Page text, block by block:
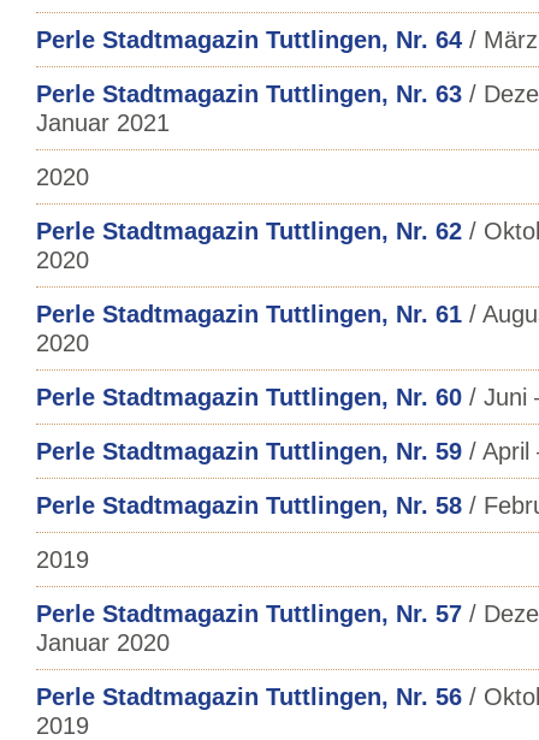
Perle Stadtmagazin Tuttlingen, Nr. 64 /
Perle Stadtmagazin Tuttlingen, Nr. 63 /
Januar 2021
2020
Perle Stadtmagazin Tuttlingen, Nr. 62 /
2020
Perle Stadtmagazin Tuttlingen, Nr. 61 /
2020
Perle Stadtmagazin Tuttlingen, Nr. 60 / Juni
Perle Stadtmagazin Tuttlingen, Nr. 59 / April
Perle Stadtmagazin Tuttlingen, Nr. 58 /
2019
Perle Stadtmagazin Tuttlingen, Nr. 57 /
Januar 2020
Perle Stadtmagazin Tuttlingen, Nr. 56 /
2019